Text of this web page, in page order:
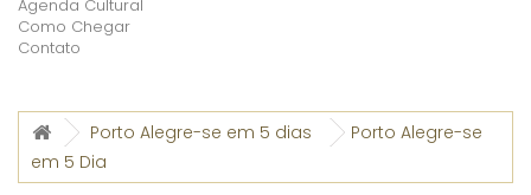
Agenda Cultural
Como Chegar
Contato
Porto Alegre-se em 5 dias
Porto Alegre-se
em 5 Dia